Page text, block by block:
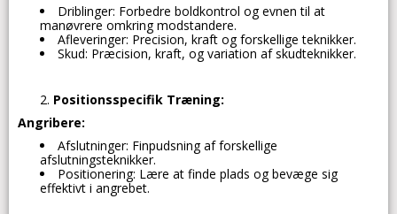
Driblinger: Forbedre boldkontrol og evnen til at
manøvrere omkring modstandere.
Afleveringer: Precision, kraft og forskellige teknikker.
Skud: Præcision, kraft, og variation af skudteknikker.
Positionsspecifik Træning:
Angribere:
Afslutninger: Finpudsning af forskellige
afslutningsteknikker.
Positionering: Lære at finde plads og bevæge sig
effektivt i angrebet.